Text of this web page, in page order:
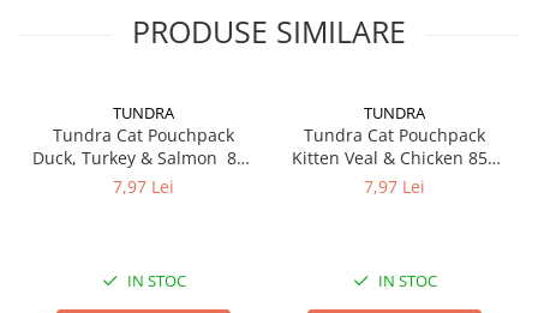
PRODUSE SIMILARE
TUNDRA
Tundra Cat Pouchpack
Duck, Turkey & Salmon 85g
(rata, curcan & somon)
7,97 Lei
IN STOC
TUNDRA
Tundra Cat Pouchpack
Kitten Veal & Chicken 85g
(vitel & pui) Hrana Umeda
7,97 Lei
IN STOC